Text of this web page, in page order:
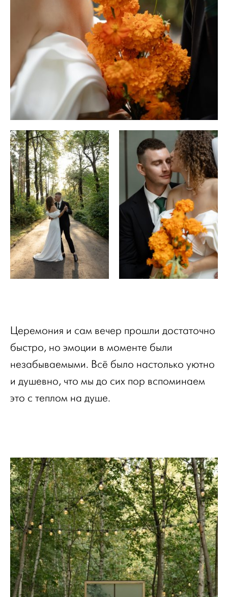
Церемония и сам вечер прошли достаточно
быстро, но эмоции в моменте были
незабываемыми. Всё было настолько уютно
и душевно, что мы до сих пор вспоминаем
это с теплом на душе.